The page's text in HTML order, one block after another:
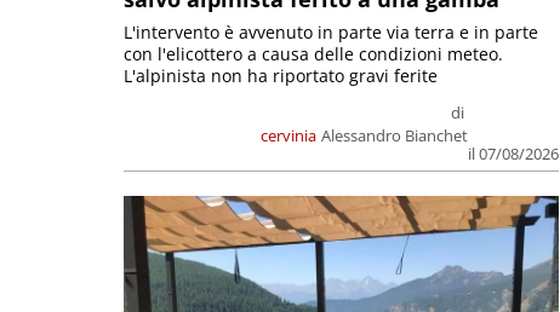
cervinia
di
Alessandro Bianchet
il 07/08/2026
L'intervento è avvenuto in parte via terra e in parte
con l'elicottero a causa delle condizioni meteo.
L'alpinista non ha riportato gravi ferite